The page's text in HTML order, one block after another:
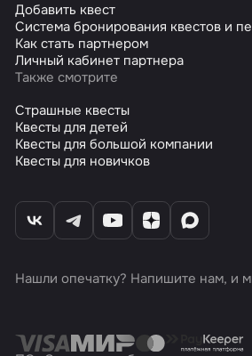
Добавить квест
Система бронирования квестов и
Как стать партнером
Личный кабинет партнера
Также смотрите
Страшные квесты
Квесты для детей
Квесты для большой компании
Квесты для новичков
Нашли опечатку? Напишите нам, и